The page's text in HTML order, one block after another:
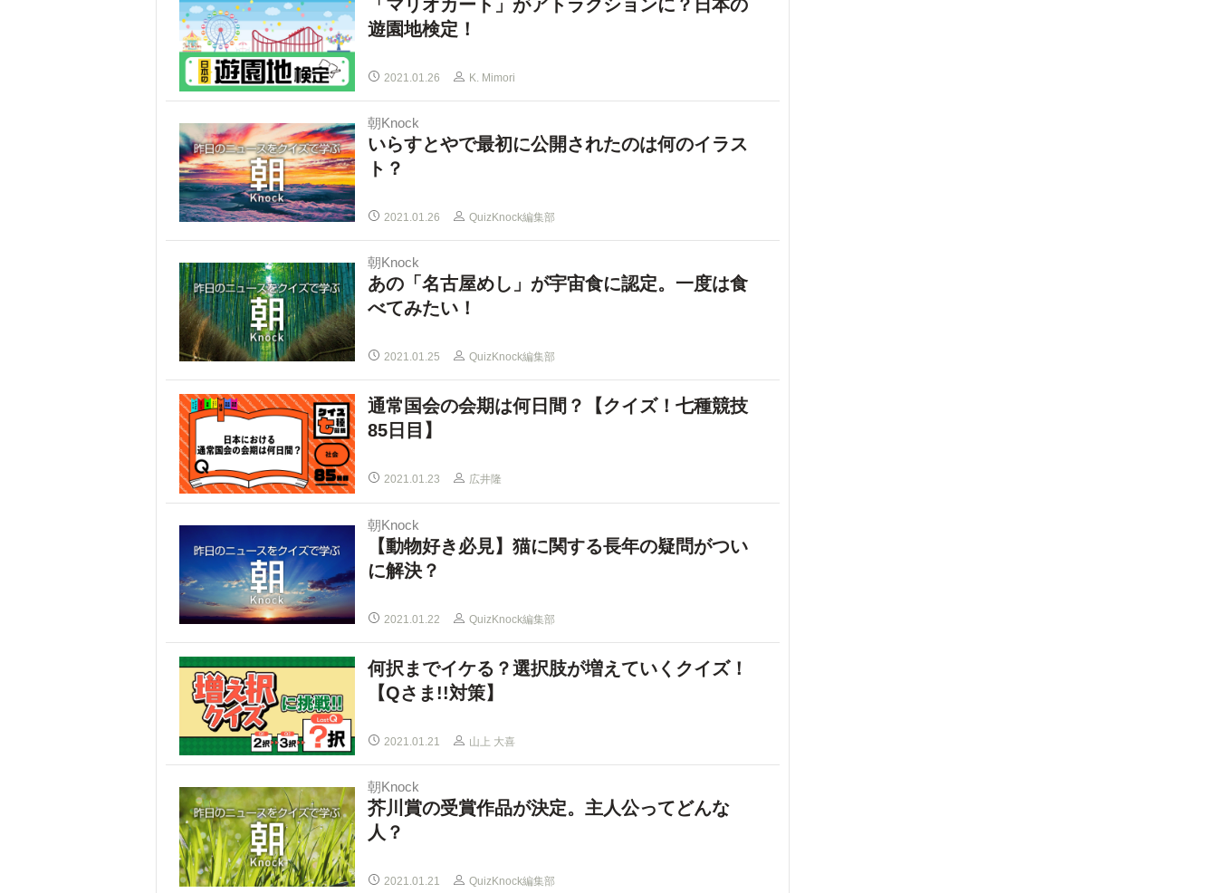
「マリオカート」がアトラクションに？日本の
遊園地検定！
2021.01.26 K. Mimori
朝Knock
いらすとやで最初に公開されたのは何のイラス
ト？
2021.01.26 QuizKnock編集部
朝Knock
あの「名古屋めし」が宇宙食に認定。一度は食
べてみたい！
2021.01.25 QuizKnock編集部
通常国会の会期は何日間？【クイズ！七種競技
85日目】
2021.01.23 広井隆
朝Knock
【動物好き必見】猫に関する長年の疑問がつい
に解決？
2021.01.22 QuizKnock編集部
何択までイケる？選択肢が増えていくクイズ！
【Qさま!!対策】
2021.01.21 山上 大喜
朝Knock
芥川賞の受賞作品が決定。主人公ってどんな
人？
2021.01.21 QuizKnock編集部